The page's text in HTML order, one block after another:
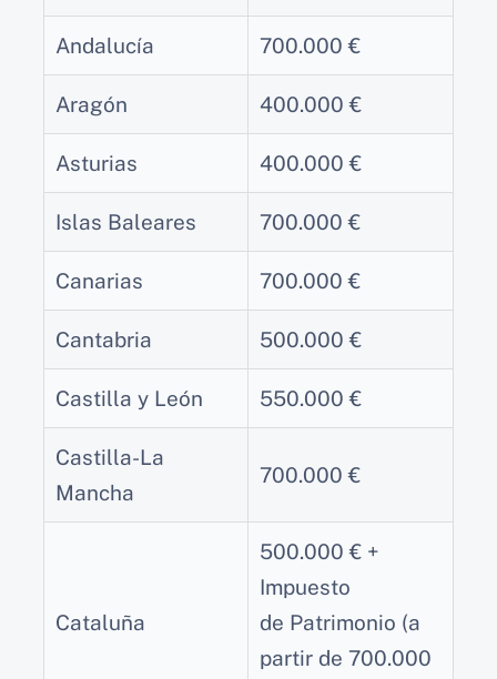
Andalucía 700.000 €
Aragón 400.000 €
Asturias 400.000 €
Islas Baleares 700.000 €
Canarias 700.000 €
Cantabria 500.000 €
Castilla y León 550.000 €
Castilla-La
Mancha
700.000 €
Cataluña
500.000 € +
Impuesto
de Patrimonio (a
partir de 700.000